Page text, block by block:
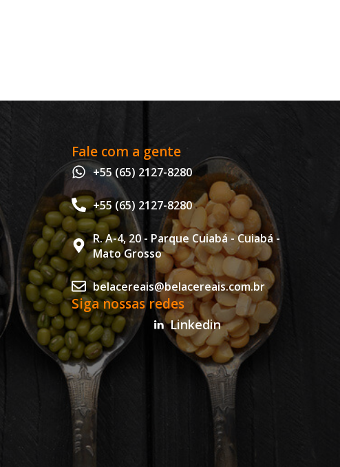
Fale com a gente
+55 (65) 2127-8280
+55 (65) 2127-8280
R. A-4, 20 - Parque Cuiabá - Cuiabá -
Mato Grosso
belacereais@belacereais.com.br
Siga nossas redes
Linkedin